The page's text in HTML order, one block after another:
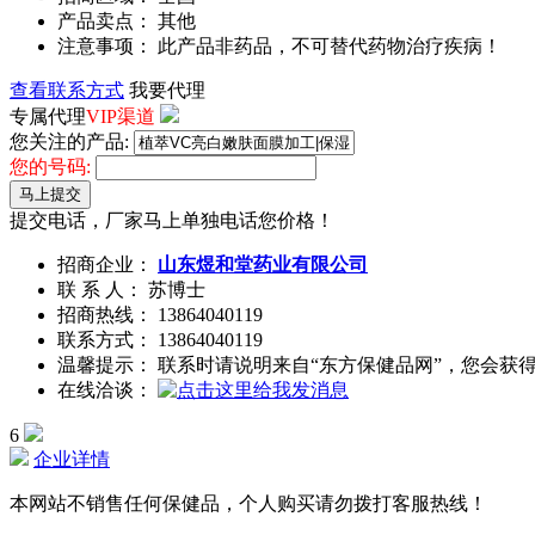
产品卖点： 其他
注意事项： 此产品非药品，不可替代药物治疗疾病！
查看联系方式 我要代理
专属代理VIP渠道
您关注的产品:
您的号码:
马上提交
提交电话，厂家马上单独电话您价格！
招商企业： 山东煜和堂药业有限公司
联 系 人： 苏博士
招商热线： 13864040119
联系方式： 13864040119
温馨提示： 联系时请说明来自“东方保健品网”，您会获
在线洽谈：
6
企业详情
本网站不销售任何保健品，个人购买请勿拨打客服热线！